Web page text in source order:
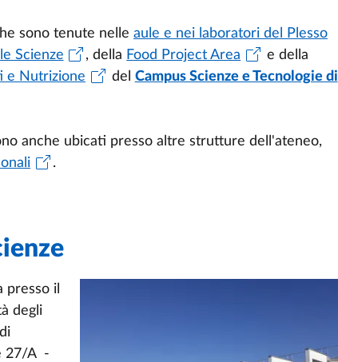
sono tenute nelleaule e nei laboratori del Plesso
Scienze , della Food Project Area
e della
e Nutrizione
del Campus Scienze e Tecnologie di
anche ubicati presso altre strutture dell'ateneo,
.
presso il
degli
27/A -